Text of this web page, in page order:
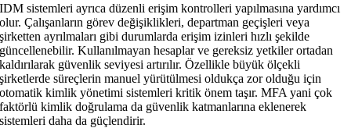
IDM sistemleri ayrıca düzenli erişim kontrolleri yapılmasına yardımcı
olur. Çalışanların görev değişiklikleri, departman geçişleri veya
şirketten ayrılmaları gibi durumlarda erişim izinleri hızlı şekilde
güncellenebilir. Kullanılmayan hesaplar ve gereksiz yetkiler ortadan
kaldırılarak güvenlik seviyesi artırılır. Özellikle büyük ölçekli
şirketlerde süreçlerin manuel yürütülmesi oldukça zor olduğu için
otomatik kimlik yönetimi sistemleri kritik önem taşır. MFA yani çok
faktörlü kimlik doğrulama da güvenlik katmanlarına eklenerek
sistemleri daha da güçlendirir.